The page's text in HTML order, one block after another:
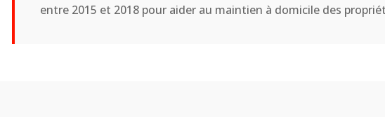
entre 2015 et 2018 pour aider au maintien à domicile des